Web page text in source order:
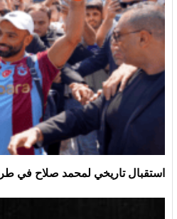
استقبال تاريخي لمحمد صلاح في